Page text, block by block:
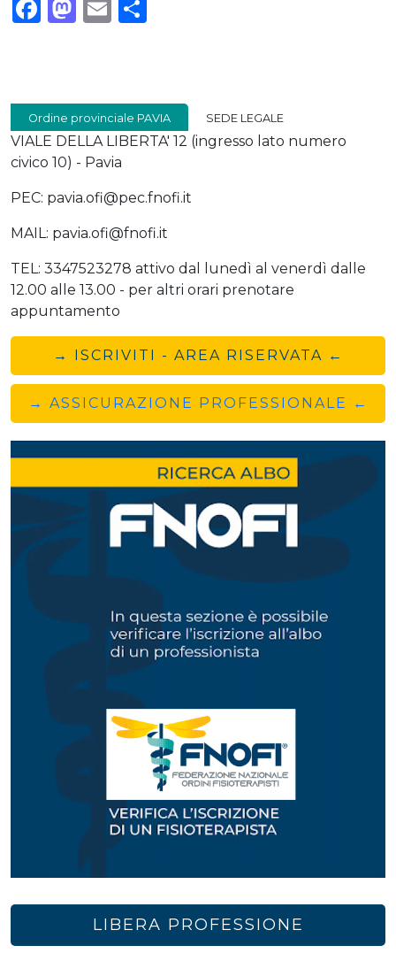
Facebook
Mastodon
Email
Ordine provinciale PAVIA SEDE LEGALE
VIALE DELLA LIBERTA' 12 (ingresso lato numero
civico 10) - Pavia
PEC: pavia.ofi@pec.fnofi.it
MAIL: pavia.ofi@fnofi.it
TEL: 3347523278 attivo dal lunedì al venerdì dalle
12.00 alle 13.00 - per altri orari prenotare
appuntamento
→ ISCRIVITI - AREA RISERVATA ←
→ ASSICURAZIONE PROFESSIONALE ←
LIBERA PROFESSIONE